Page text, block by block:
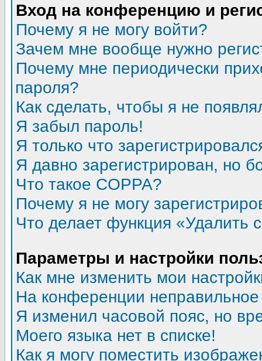
Вход на конференцию и
Почему я не могу войти?
Зачем мне вообще нужно
Почему мне периодически
пароля?
Как сделать, чтобы я не
Я забыл пароль!
Я только что
Я давно зарегистрирован, но
Что такое COPPA?
Почему я не могу
Что делает функция «Удалить
Параметры и настройки
Как мне изменить мои
На конференции
Я изменил часовой пояс, но
Моего языка нет в списке!
Как я могу поместить